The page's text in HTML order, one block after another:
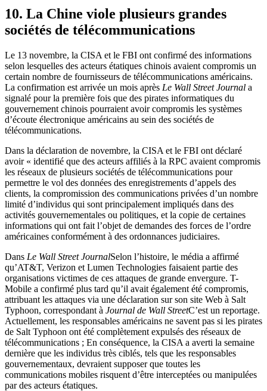
10. La Chine viole plusieurs grandes
sociétés de télécommunications
Le 13 novembre, la CISA et le FBI ont confirmé des informations
selon lesquelles des acteurs étatiques chinois avaient compromis un
certain nombre de fournisseurs de télécommunications américains.
La confirmation est arrivée un mois après Le Wall Street Journal a
signalé pour la première fois que des pirates informatiques du
gouvernement chinois pourraient avoir compromis les systèmes
d’écoute électronique américains au sein des sociétés de
télécommunications.
Dans la déclaration de novembre, la CISA et le FBI ont déclaré
avoir « identifié que des acteurs affiliés à la RPC avaient compromis
les réseaux de plusieurs sociétés de télécommunications pour
permettre le vol des données des enregistrements d’appels des
clients, la compromission des communications privées d’un nombre
limité d’individus qui sont principalement impliqués dans des
activités gouvernementales ou politiques, et la copie de certaines
informations qui ont fait l’objet de demandes des forces de l’ordre
américaines conformément à des ordonnances judiciaires.
Dans Le Wall Street JournalSelon l’histoire, le média a affirmé
qu’AT&T, Verizon et Lumen Technologies faisaient partie des
organisations victimes de ces attaques de grande envergure. T-
Mobile a confirmé plus tard qu’il avait également été compromis,
attribuant les attaques via une déclaration sur son site Web à Salt
Typhoon, correspondant à Journal de Wall StreetC’est un reportage.
Actuellement, les responsables américains ne savent pas si les pirates
de Salt Typhoon ont été complètement expulsés des réseaux de
télécommunications ; En conséquence, la CISA a averti la semaine
dernière que les individus très ciblés, tels que les responsables
gouvernementaux, devraient supposer que toutes les
communications mobiles risquent d’être interceptées ou manipulées
par des acteurs étatiques.